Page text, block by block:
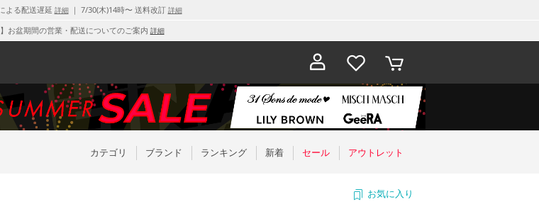
よる配送遅延 詳細｜ 7/30(木)14時〜 送料改訂 詳細
】お盆期間の営業・配送についてのご案内 詳細
お気に入
り
カート
カテゴリ ブランド ランキング 新着 セール アウトレット
お気に入り